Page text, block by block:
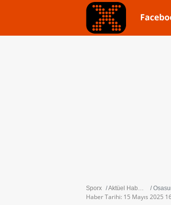
Sporx Aktüel Haberler
Haber Tarihi: 15 Mayıs 2025